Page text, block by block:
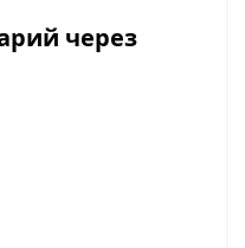
через